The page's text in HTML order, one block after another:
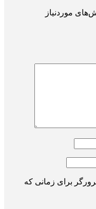
موردنیاز
برای زمانی که